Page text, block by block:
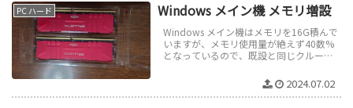
PC ハード Windows メイン機 メモリ増設
Windows メイン機はメモリを16G積んで
いますが、メモリ使用量が絶えず40数%
となっているので、既設と同じクルーシ
2024.07.02